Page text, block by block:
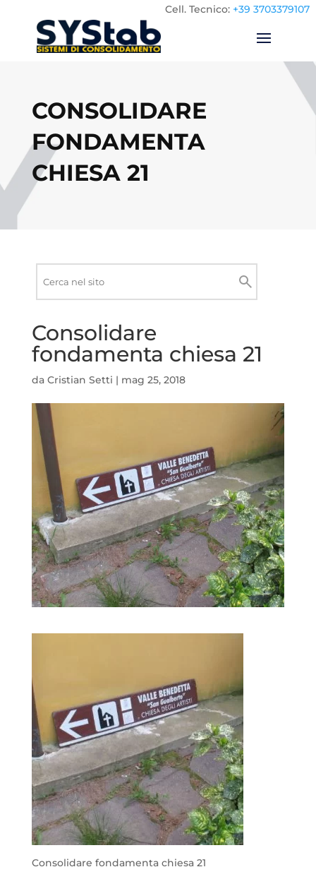
Cell. Tecnico: +39 3703379107
CONSOLIDARE
FONDAMENTA
CHIESA 21
sito
Cerca
Consolidare
fondamenta chiesa 21
da Cristian Setti | mag 25, 2018
Consolidare fondamenta chiesa 21